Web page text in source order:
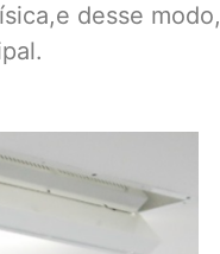
desse modo,